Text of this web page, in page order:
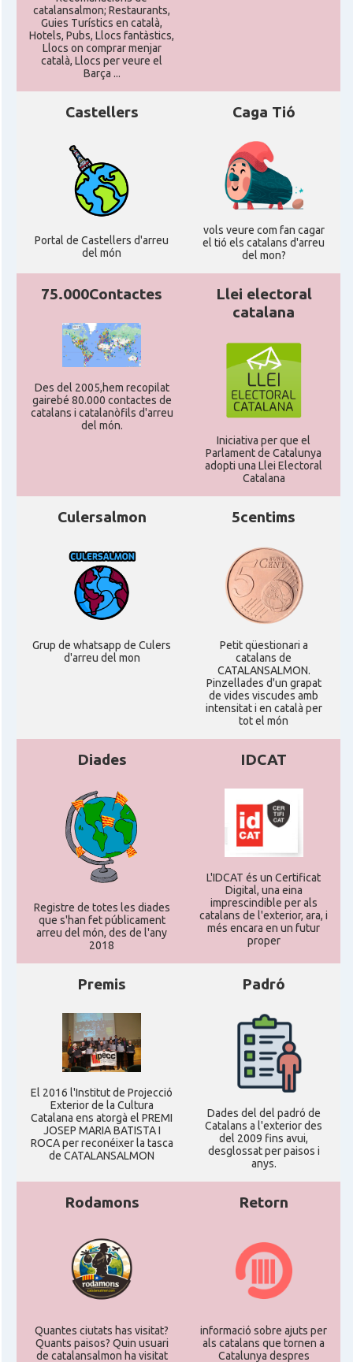
catalansalmon; Restaurants,
Guies Turístics en català,
Hotels, Pubs, Llocs fantàstics,
Llocs on comprar menjar
català, Llocs per veure el
Barça ...
Castellers
Portal de Castellers d'arreu
del món
Caga Tió
vols veure com fan cagar
el tió els catalans d'arreu
del mon?
75.000Contactes
Des del 2005,hem recopilat
gairebé 80.000 contactes de
catalans i catalanòfils d'arreu
del món.
Llei electoral
catalana
Iniciativa per que el
Parlament de Catalunya
adopti una Llei Electoral
Catalana
Culersalmon
Grup de whatsapp de Culers
d'arreu del mon
5centims
Petit qüestionari a
catalans de
CATALANSALMON.
Pinzellades d'un grapat
de vides viscudes amb
intensitat i en català per
tot el món
Diades
Registre de totes les diades
que s'han fet públicament
arreu del món, des de l'any
2018
IDCAT
L'IDCAT és un Certificat
Digital, una eina
imprescindible per als
catalans de l'exterior, ara, i
més encara en un futur
proper
Premis
El 2016 l'Institut de Projecció
Exterior de la Cultura
Catalana ens atorgà el PREMI
JOSEP MARIA BATISTA I
ROCA per reconéixer la tasca
de CATALANSALMON
Padró
Dades del del padró de
Catalans a l'exterior des
del 2009 fins avui,
desglossat per paisos i
anys.
Rodamons
Quantes ciutats has visitat?
Quants paisos? Quin usuari
de catalansalmon ha visitat
Retorn
informació sobre ajuts per
als catalans que tornen a
Catalunya despres